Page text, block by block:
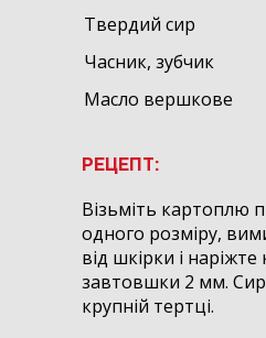
Твердий сир
Часник, зубчик
Масло вершкове
РЕЦЕПТ:
Візьміть картоплю
одного розміру,
від шкірки і
завтовшки 2 мм. Сир
крупній тертці.